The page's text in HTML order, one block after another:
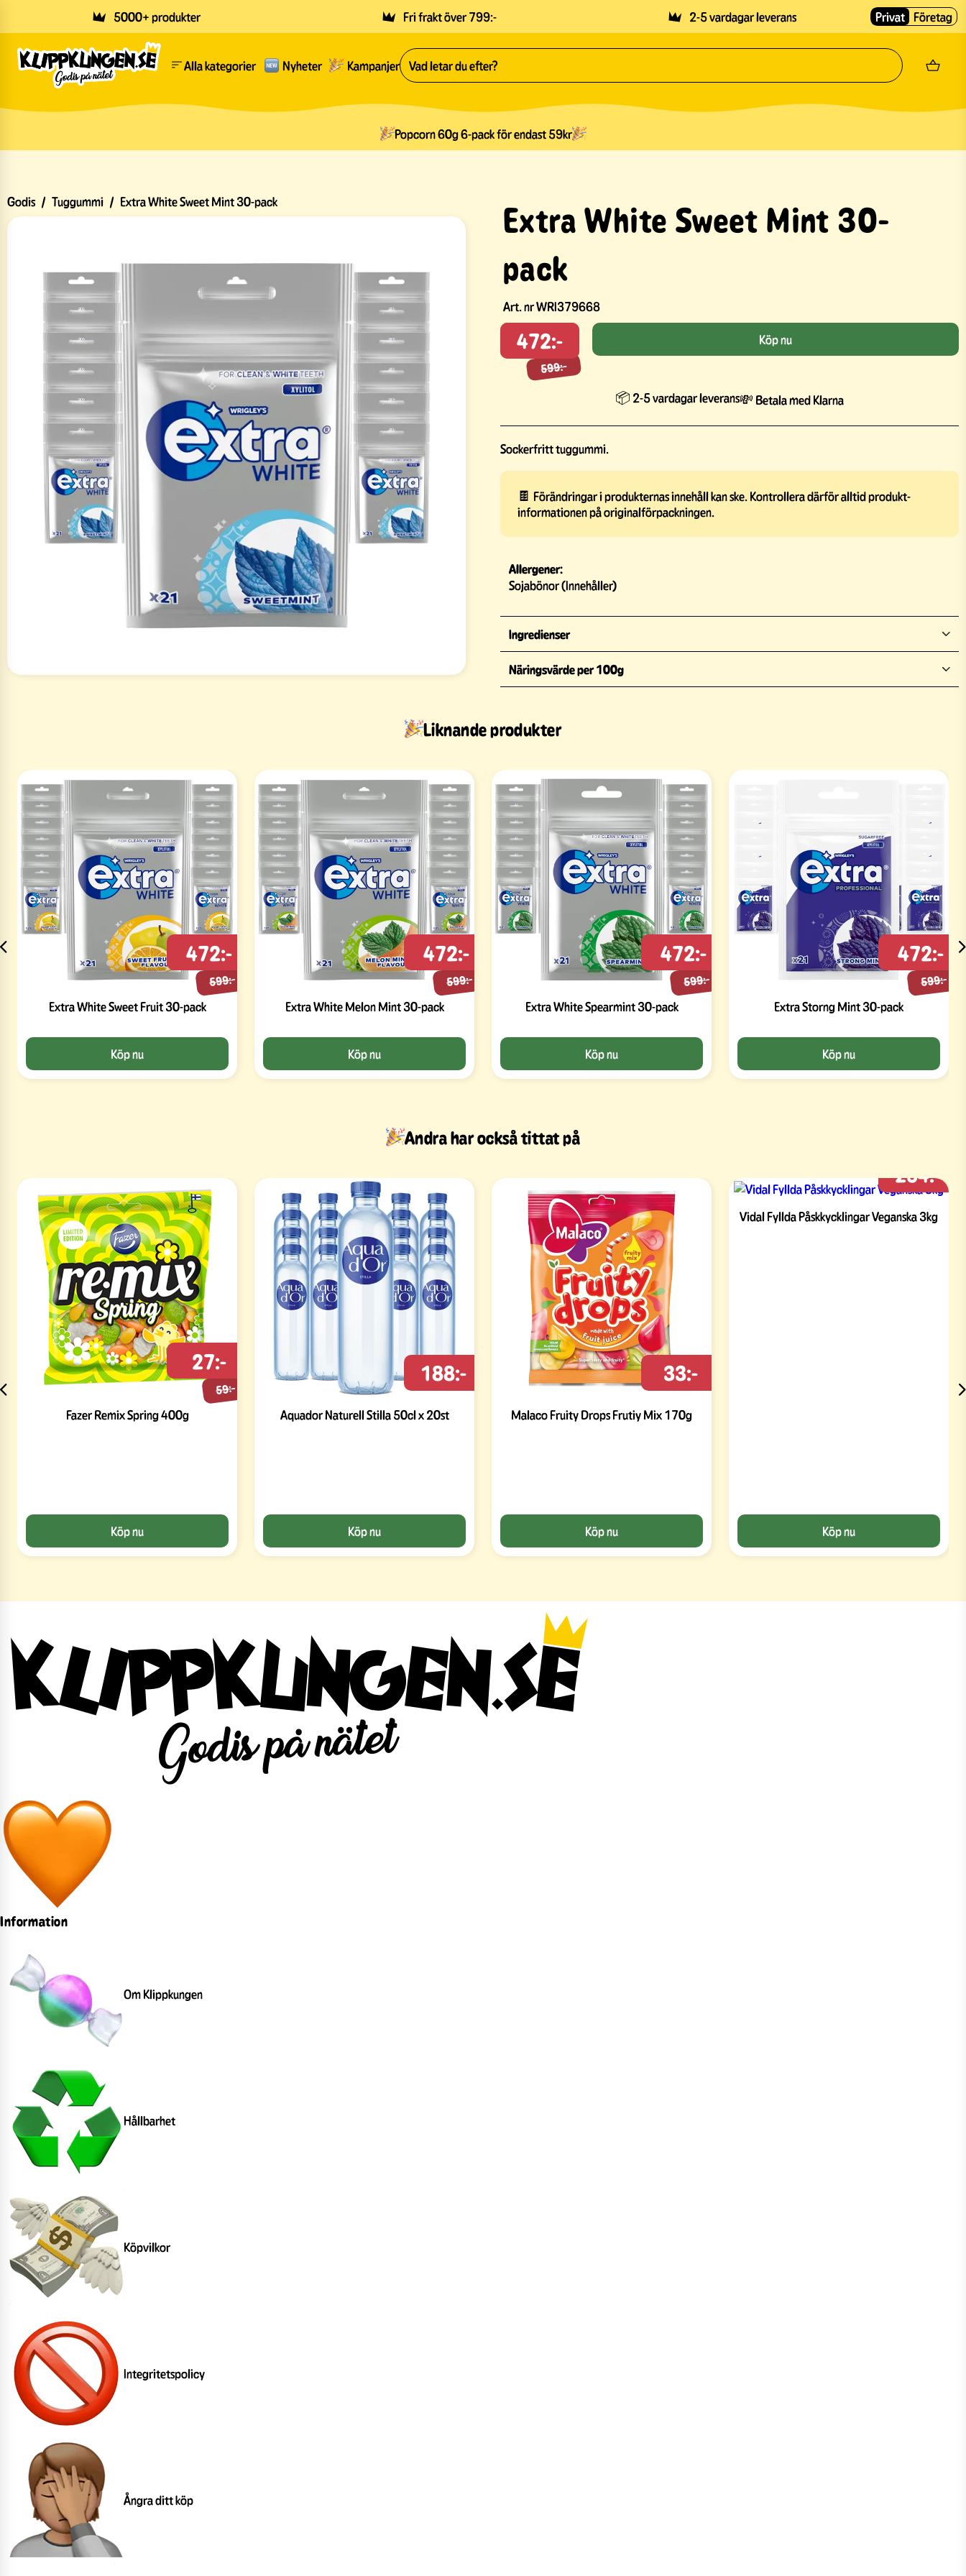
5000+ produkter Fri frakt över 799:- 2-5 vardagar leverans Privat Företag
Alla kategorier Nyheter Kampanjer
Popcorn 60g 6-pack för endast 59kr
Godis / Tuggummi / Extra White Sweet Mint 30-pack
Extra White Sweet Mint 30-
pack
Art. nrWRI379668
472:-
599:-
599:- Köp nu
📦 2-5 vardagar leverans💸 Betala med Klarna
Sockerfritt tuggummi.
🍫 Förändringar i produkternas innehåll kan ske. Kontrollera därför alltid produkt-
informationen på originalförpackningen.
Allergener:
Sojabönor (Innehåller)
Ingredienser
Näringsvärde per 100g
Liknande produkter
Extra White Sweet Fruit 30-pack
599:-
472:-
Köp nu
Extra White Melon Mint 30-pack
599:-
472:-
Köp nu
Extra White Spearmint 30-pack
599:-
472:-
Köp nu
Extra Storng Mint 30-pack
599:-
472:-
Köp nu
Andra har också tittat på
Fazer Remix Spring 400g
59:-
27:-
Köp nu
Aquador Naturell Stilla 50cl x 20st
188:-
Köp nu
Malaco Fruity Drops Frutiy Mix 170g
33:-
Köp nu
Vidal Fyllda Påskkycklingar Veganska 3kg
254:-
Köp nu
Information
Om Klippkungen
Hållbarhet
Köpvilkor
Integritetspolicy
Ångra ditt köp